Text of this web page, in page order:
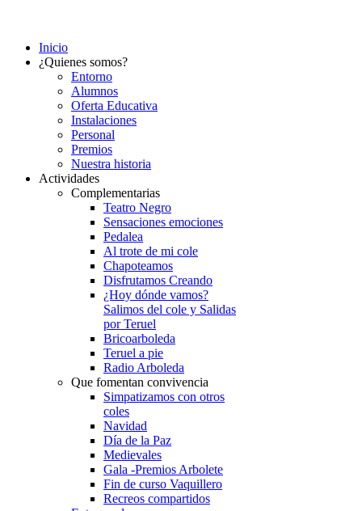
Inicio
¿Quienes somos?
Entorno
Alumnos
Oferta Educativa
Instalaciones
Personal
Premios
Nuestra historia
Actividades
Complementarias
Teatro Negro
Sensaciones emociones
Pedalea
Al trote de mi cole
Chapoteamos
Disfrutamos Creando
¿Hoy dónde vamos?
Salimos del cole y Salidas
por Teruel
Bricoarboleda
Teruel a pie
Radio Arboleda
Que fomentan convivencia
Simpatizamos con otros
coles
Navidad
Día de la Paz
Medievales
Gala -Premios Arbolete
Fin de curso Vaquillero
Recreos compartidos